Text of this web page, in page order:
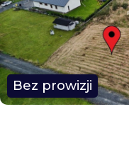
Bez prowizji